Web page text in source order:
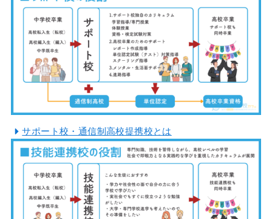
サポート校・通信制高校提携校とは